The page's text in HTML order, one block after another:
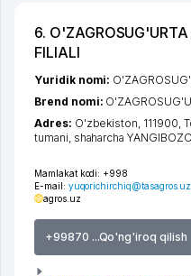
6.
FILIALI
Mamlakat kodi: +998
E-mail: yuqorichirchiq@tasagros.uz
agros.uz
+99870 ...Qo'ng'iroq qilish
Yuridik nomi:
Brend nomi:
Adres: O'zbekiston, 111900,
tumani, shaharcha